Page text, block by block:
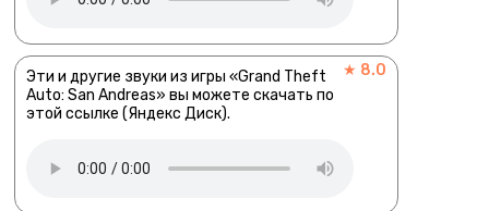
Эти и другие звуки из игры «Grand Theft
Auto: San Andreas» вы можете скачать по
этой ссылке (Яндекс Диск).
★ 8.0